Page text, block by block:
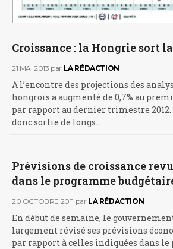
Croissance : la Hongrie sort la
21 MAI 2013 par LA RÉDACTION
A l’encontre des projections des
hongrois a augmenté de 0,7% au
par rapport au dernier trimestre
donc sortie de longs…
Prévisions de croissance
dans le programme
20 OCTOBRE 2011 par LA RÉDACTION
En début de semaine, le
largement révisé ses prévisions
par rapport à celles indiquées dans